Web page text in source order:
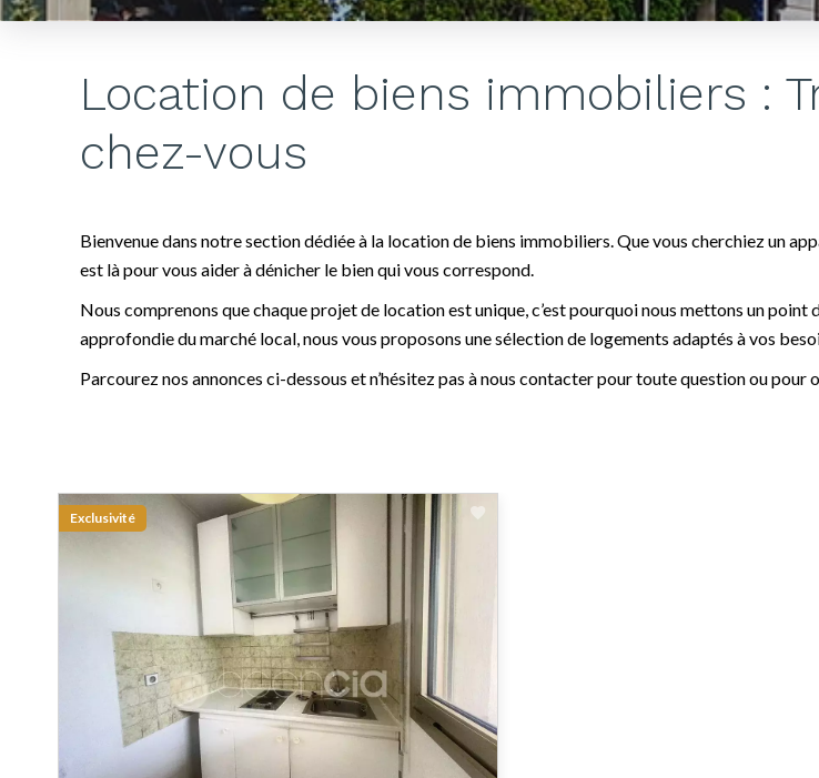
Location de biens immobiliers :
chez-vous
Bienvenue dans notre section dédiée à la location de biens immobiliers. Que vous cherchiez un
est là pour vous aider à dénicher le bien qui vous correspond.
Nous comprenons que chaque projet de location est unique, c’est pourquoi nous mettons un point
approfondie du marché local, nous vous proposons une sélection de logements adaptés à vos
Parcourez nos annonces ci-dessous et n’hésitez pas à nous contacter pour toute question ou
Exclusivité